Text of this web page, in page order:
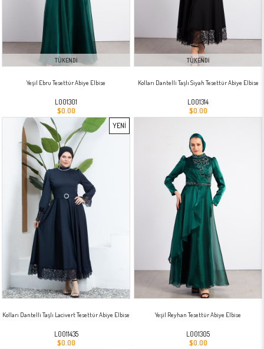
TÜKENDI
Yeşil Ebru Tesettür Abiye Elbise
L001301
$0.00
TÜKENDI
Kolları Dantelli Taşlı Siyah Tesettür Abiye Elbise
L001314
$0.00
Kolları Dantelli Taşlı Lacivert Tesettür Abiye Elbise
L0011435
$0.00
YENI
Yeşil Reyhan Tesettür Abiye Elbise
L001305
$0.00